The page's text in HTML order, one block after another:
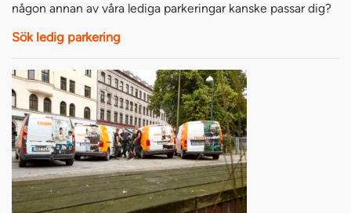
någon annan av våra lediga parkeringar kanske passar dig?
Sök ledig parkering